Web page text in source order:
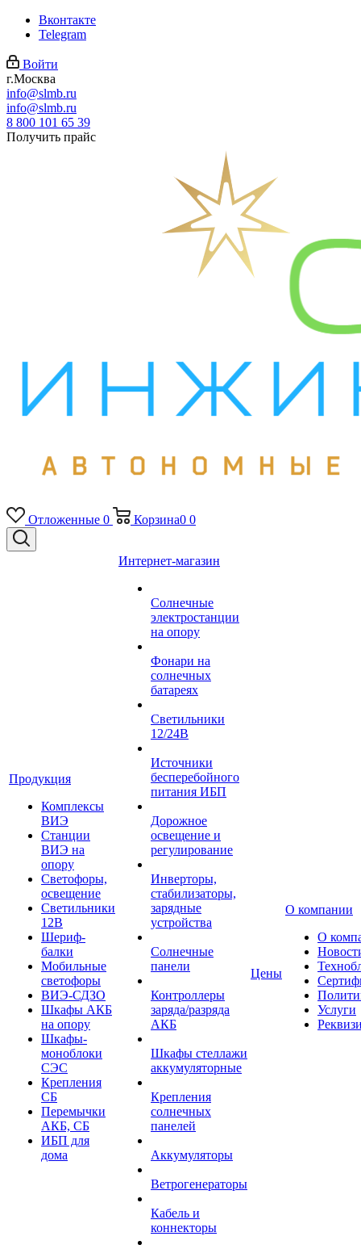
Вконтакте
Telegram
Войти
г.Москва
info@slmb.ru
info@slmb.ru
8 800 101 65 39
Получить прайс
Отложенные 0 Корзина0 0
Продукция
Комплексы
ВИЭ
Станции
ВИЭ на
опору
Светофоры,
освещение
Светильники
12В
Шериф-
балки
Мобильные
светофоры
ВИЭ-СДЗО
Шкафы АКБ
на опору
Шкафы-
моноблоки
СЭС
Крепления
СБ
Перемычки
АКБ, СБ
ИБП для
дома
Интернет-магазин
Солнечные
электростанции
на опору
Фонари на
солнечных
батареях
Светильники
12/24В
Источники
бесперебойного
питания ИБП
Дорожное
освещение и
регулирование
Инверторы,
стабилизаторы,
зарядные
устройства
Солнечные
панели
Контроллеры
заряда/разряда
АКБ
Шкафы стеллажи
аккумуляторные
Крепления
солнечных
панелей
Аккумуляторы
Ветрогенераторы
Кабель и
коннекторы
Цены
О компании
О
Услуги